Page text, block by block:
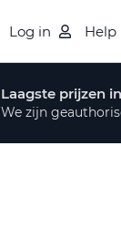
Log in Help
Laagste prijzen
We zijn